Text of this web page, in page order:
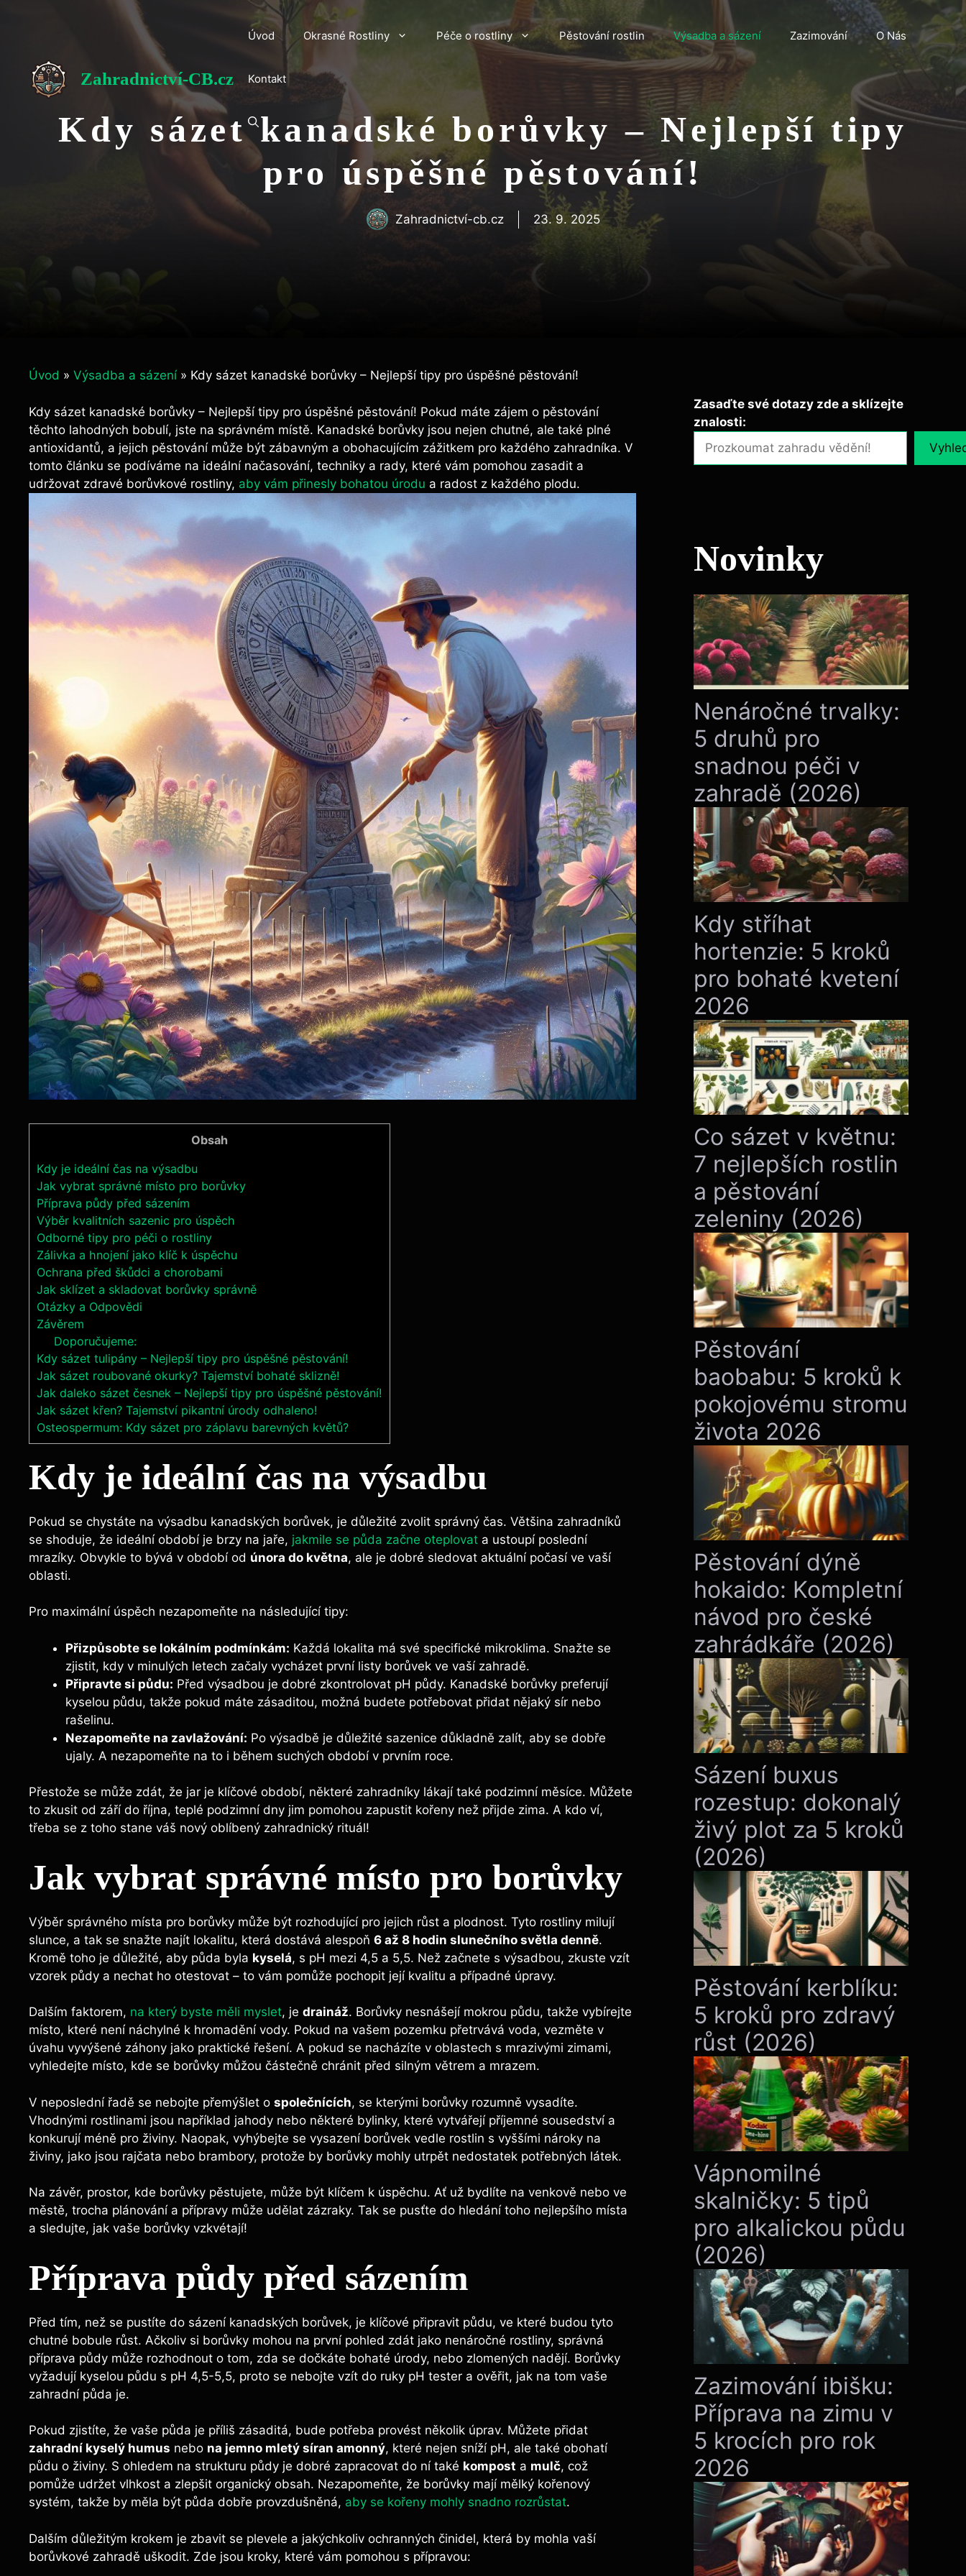
Zahradnictví-CB.cz
Úvod Okrasné Rostliny Péče o rostliny Pěstování rostlin Výsadba a sázení Zazimování O Nás
Kontakt
Kdy sázet kanadské borůvky – Nejlepší tipy
pro úspěšné pěstování!
Zahradnictví-cb.cz 23. 9. 2025
Úvod » Výsadba a sázení » Kdy sázet kanadské borůvky – Nejlepší tipy pro úspěšné pěstování!
Kdy sázet kanadské borůvky – Nejlepší tipy pro úspěšné pěstování! Pokud máte zájem o pěstování
těchto lahodných bobulí, jste na správném místě. Kanadské borůvky jsou nejen chutné, ale také plné
antioxidantů, a jejich pěstování může být zábavným a obohacujícím zážitkem pro každého zahradníka. V
tomto článku se podíváme na ideální načasování, techniky a rady, které vám pomohou zasadit a
udržovat zdravé borůvkové rostliny, aby vám přinesly bohatou úrodu a radost z každého plodu.
Obsah
Kdy je ideální čas na výsadbu
Jak vybrat správné místo pro borůvky
Příprava půdy před sázením
Výběr kvalitních sazenic pro úspěch
Odborné tipy pro péči o rostliny
Zálivka a hnojení jako klíč k úspěchu
Ochrana před škůdci a chorobami
Jak sklízet a skladovat borůvky správně
Otázky a Odpovědi
Závěrem
Doporučujeme:
Kdy sázet tulipány – Nejlepší tipy pro úspěšné pěstování!
Jak sázet roubované okurky? Tajemství bohaté sklizně!
Jak daleko sázet česnek – Nejlepší tipy pro úspěšné pěstování!
Jak sázet křen? Tajemství pikantní úrody odhaleno!
Osteospermum: Kdy sázet pro záplavu barevných květů?
Kdy je ideální čas na výsadbu
Pokud se chystáte na výsadbu kanadských borůvek, je důležité zvolit správný čas. Většina zahradníků
se shoduje, že ideální období je brzy na jaře, jakmile se půda začne oteplovat a ustoupí poslední
mrazíky. Obvykle to bývá v období od února do května, ale je dobré sledovat aktuální počasí ve vaší
oblasti.
Pro maximální úspěch nezapomeňte na následující tipy:
Přizpůsobte se lokálním podmínkám: Každá lokalita má své specifické mikroklima. Snažte se
zjistit, kdy v minulých letech začaly vycházet první listy borůvek ve vaší zahradě.
Připravte si půdu: Před výsadbou je dobré zkontrolovat pH půdy. Kanadské borůvky preferují
kyselou půdu, takže pokud máte zásaditou, možná budete potřebovat přidat nějaký sír nebo
rašelinu.
Nezapomeňte na zavlažování: Po výsadbě je důležité sazenice důkladně zalít, aby se dobře
ujaly. A nezapomeňte na to i během suchých období v prvním roce.
Přestože se může zdát, že jar je klíčové období, některé zahradníky lákají také podzimní měsíce. Můžete
to zkusit od září do října, teplé podzimní dny jim pomohou zapustit kořeny než přijde zima. A kdo ví,
třeba se z toho stane váš nový oblíbený zahradnický rituál!
Jak vybrat správné místo pro borůvky
Výběr správného místa pro borůvky může být rozhodující pro jejich růst a plodnost. Tyto rostliny milují
slunce, a tak se snažte najít lokalitu, která dostává alespoň 6 až 8 hodin slunečního světla denně.
Kromě toho je důležité, aby půda byla kyselá, s pH mezi 4,5 a 5,5. Než začnete s výsadbou, zkuste vzít
vzorek půdy a nechat ho otestovat – to vám pomůže pochopit její kvalitu a případné úpravy.
Dalším faktorem, na který byste měli myslet, je draináž. Borůvky nesnášejí mokrou půdu, takže vybírejte
místo, které není náchylné k hromadění vody. Pokud na vašem pozemku přetrvává voda, vezměte v
úvahu vyvýšené záhony jako praktické řešení. A pokud se nacházíte v oblastech s mrazivými zimami,
vyhledejte místo, kde se borůvky můžou částečně chránit před silným větrem a mrazem.
V neposlední řadě se nebojte přemýšlet o společnících, se kterými borůvky rozumně vysadíte.
Vhodnými rostlinami jsou například jahody nebo některé bylinky, které vytvářejí příjemné sousedství a
konkurují méně pro živiny. Naopak, vyhýbejte se vysazení borůvek vedle rostlin s vyššími nároky na
živiny, jako jsou rajčata nebo brambory, protože by borůvky mohly utrpět nedostatek potřebných látek.
Na závěr, prostor, kde borůvky pěstujete, může být klíčem k úspěchu. Ať už bydlíte na venkově nebo ve
městě, trocha plánování a přípravy může udělat zázraky. Tak se pusťte do hledání toho nejlepšího místa
a sledujte, jak vaše borůvky vzkvétají!
Příprava půdy před sázením
Před tím, než se pustíte do sázení kanadských borůvek, je klíčové připravit půdu, ve které budou tyto
chutné bobule růst. Ačkoliv si borůvky mohou na první pohled zdát jako nenáročné rostliny, správná
příprava půdy může rozhodnout o tom, zda se dočkáte bohaté úrody, nebo zlomených nadějí. Borůvky
vyžadují kyselou půdu s pH 4,5-5,5, proto se nebojte vzít do ruky pH tester a ověřit, jak na tom vaše
zahradní půda je.
Pokud zjistíte, že vaše půda je příliš zásaditá, bude potřeba provést několik úprav. Můžete přidat
zahradní kyselý humus nebo na jemno mletý síran amonný, které nejen sníží pH, ale také obohatí
půdu o živiny. S ohledem na strukturu půdy je dobré zapracovat do ní také kompost a mulč, což
pomůže udržet vlhkost a zlepšit organický obsah. Nezapomeňte, že borůvky mají mělký kořenový
systém, takže by měla být půda dobře provzdušněná, aby se kořeny mohly snadno rozrůstat.
Dalším důležitým krokem je zbavit se plevele a jakýchkoliv ochranných činidel, která by mohla vaší
borůvkové zahradě uškodit. Zde jsou kroky, které vám pomohou s přípravou:
Zasaďte své dotazy zde a sklízejte
znalosti:
Novinky
Nenáročné trvalky:
5 druhů pro
snadnou péči v
zahradě (2026)
Kdy stříhat
hortenzie: 5 kroků
pro bohaté kvetení
2026
Co sázet v květnu:
7 nejlepších rostlin
a pěstování
zeleniny (2026)
Pěstování
baobabu: 5 kroků k
pokojovému stromu
života 2026
Pěstování dýně
hokaido: Kompletní
návod pro české
zahrádkáře (2026)
Sázení buxus
rozestup: dokonalý
živý plot za 5 kroků
(2026)
Pěstování kerblíku:
5 kroků pro zdravý
růst (2026)
Vápnomilné
skalničky: 5 tipů
pro alkalickou půdu
(2026)
Zazimování ibišku:
Příprava na zimu v
5 krocích pro rok
2026